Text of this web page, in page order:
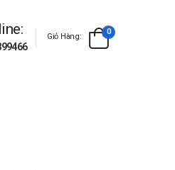
Giỏ Hàng:
0